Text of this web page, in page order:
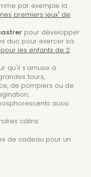
par exemple la
premiers jeux" de
pour développer
duo pour exercer sa
les enfants de 2
qu'il s'amuse à
tours,
de pompiers ou de
aussi
câlins.
de cadeau pour un